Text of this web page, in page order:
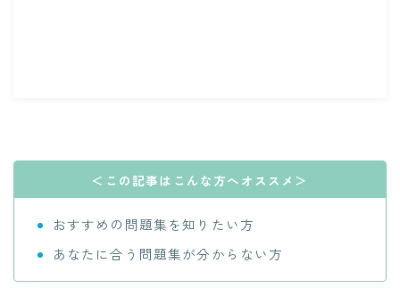
＜この記事はこんな方へオススメ＞
おすすめの問題集を知りたい方
あなたに合う問題集が分からない方